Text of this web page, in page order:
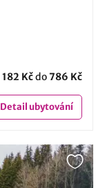
182 Kčdo786 Kč
Detailubytování